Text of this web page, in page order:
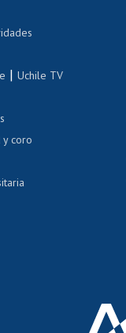
renta
renta
uchile
sexual y violencia
|Uchile TV
coro